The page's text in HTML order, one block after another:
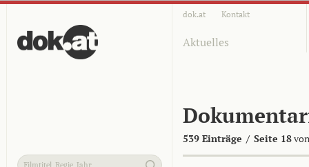
dok.at Kontakt
Aktuelles
539 Einträge / Seite 18